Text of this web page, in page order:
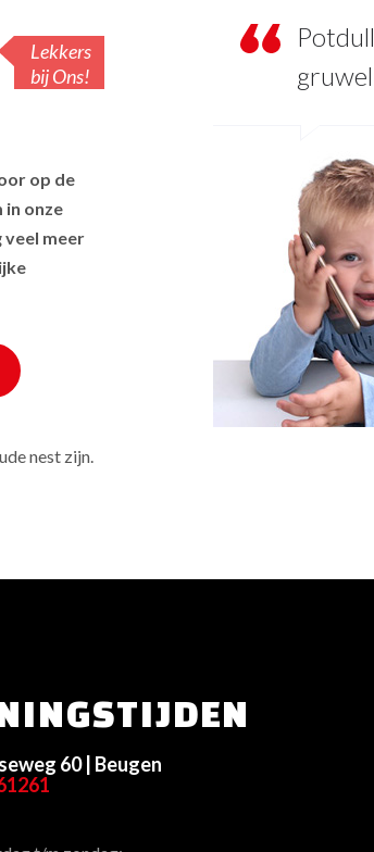
Lekkers
bij Ons!
op de
in onze
meer
nest zijn.
60 | Beugen